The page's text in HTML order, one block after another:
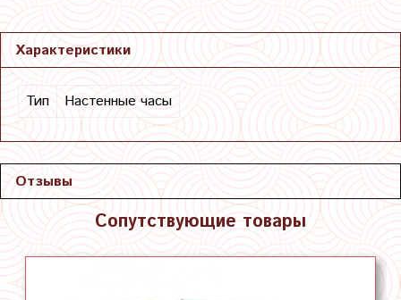
Характеристики
Тип Настенные часы
Отзывы
Сопутствующие товары